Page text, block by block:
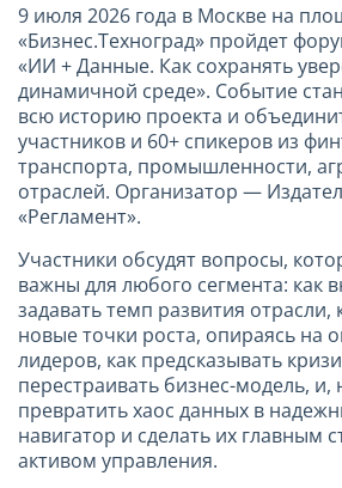
9 июля 2026 года в Москве на
«Бизнес.Техноград» пройдет
«ИИ + Данные. Как сохранять
динамичной среде». Событие
всю историю проекта и
участников и 60+ спикеров из
транспорта, промышленности,
отраслей. Организатор —
«Регламент».
Участники обсудят вопросы,
важны для любого сегмента: как
задавать темп развития отрасли,
новые точки роста, опираясь на
лидеров, как предсказывать
перестраивать бизнес-модель, и,
превратить хаос данных в
навигатор и сделать их главным
активом управления.